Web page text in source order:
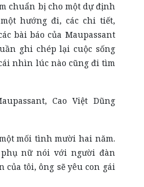
chuẩn bị cho một dự định
hướng đi, các chi tiết,
bài báo của Maupassant
ghi chép lại cuộc sống
nhìn lúc nào cũng đi tìm
Cao Việt Dũng
mối tình mười hai năm.
nữ nói với người đàn
của tôi, ông sẽ yêu con gái